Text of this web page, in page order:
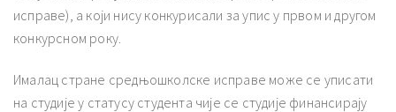
исправе), а који нису конкурисали за упис у првом и другом
конкурсном року.
Ималац стране средњошколске исправе може се уписати
на студије у статусу студента чије се студије финансирају